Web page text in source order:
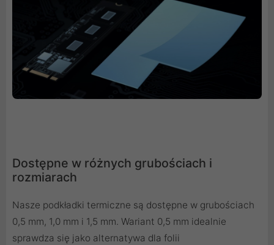
Dostępne w różnych grubościach i
rozmiarach
Nasze podkładki termiczne są dostępne w grubościach
0,5 mm, 1,0 mm i 1,5 mm. Wariant 0,5 mm idealnie
sprawdza się jako alternatywa dla folii